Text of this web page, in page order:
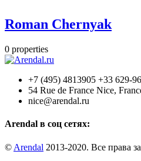
Roman Chernyak
0 properties
+7 (495) 4813905 +33 629-
54 Rue de France Nice,
nice@arendal.ru
Arendal в соц сетях:
© Arendal 2013-2020. Все права